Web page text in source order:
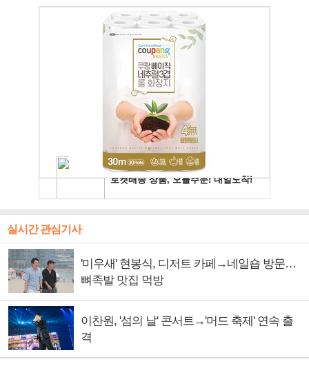
실시간 관심기사
'미우새' 현봉식, 디저트 카페→네일숍 방문…
뼈족발 맛집 먹방
이찬원, '섬의 날' 콘서트→'머드 축제' 연속 출
격